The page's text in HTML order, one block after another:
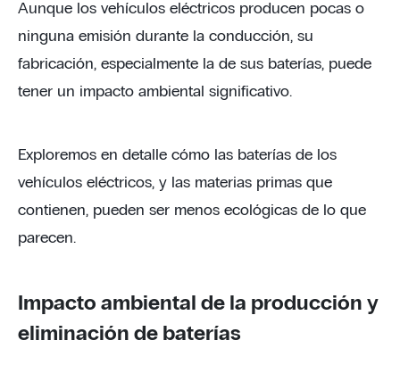
Aunque los vehículos eléctricos producen pocas o
ninguna emisión durante la conducción, su
fabricación, especialmente la de sus baterías, puede
tener un impacto ambiental significativo.
Exploremos en detalle cómo las baterías de los
vehículos eléctricos, y las materias primas que
contienen, pueden ser menos ecológicas de lo que
parecen.
Impacto ambiental de la producción y
eliminación de baterías